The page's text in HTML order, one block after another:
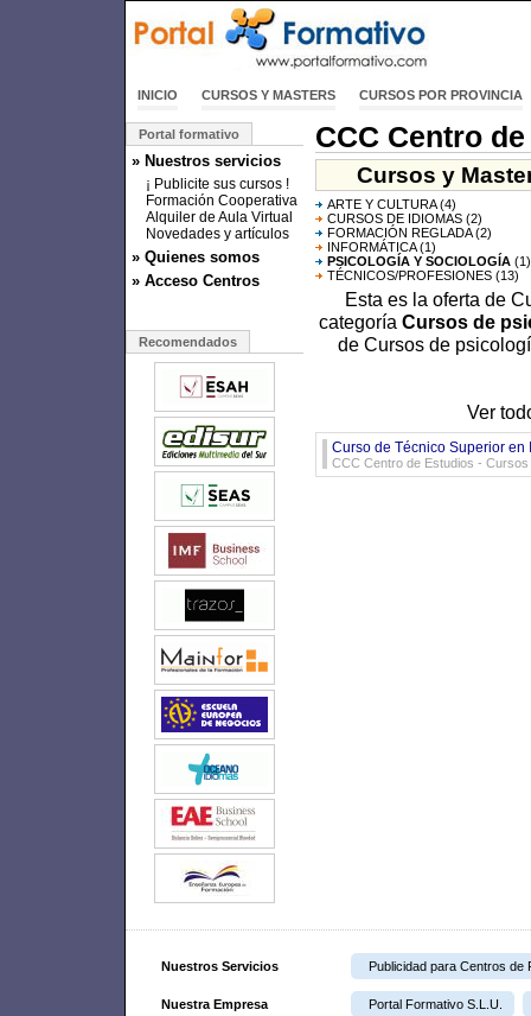
INICIO CURSOS Y MASTERS CURSOS POR PROVINCIA
Portal formativo
» Nuestros servicios
¡ Publicite sus cursos !
Formación Cooperativa
Alquiler de Aula Virtual
Novedades y artículos
» Quienes somos
» Acceso Centros
Recomendados
CCC Centro
Cursos y
ARTE Y CULTURA(4)
CURSOS DE IDIOMAS (2)
FORMACIÓN REGLADA(2)
INFORMÁTICA(1)
PSICOLOGÍA Y SOCIOLOGÍA (1)
TÉCNICOS/PROFESIONES (13)
Esta es la oferta de
categoría Cursos de
de Cursos de
Ver
Curso de Técnico Superior en
CCC Centro de Estudios -
Nuestros Servicios Publicidad para Centros de
Nuestra Empresa Portal Formativo S.L.U.